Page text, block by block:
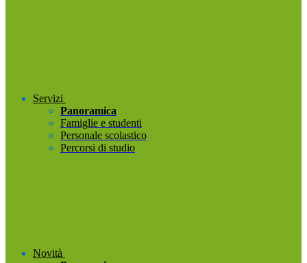
Servizi
Panoramica
Famiglie e studenti
Personale scolastico
Percorsi di studio
Novità